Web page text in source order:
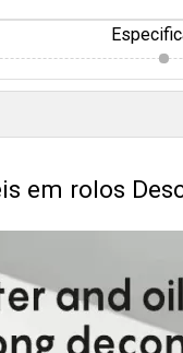
​​em rolos